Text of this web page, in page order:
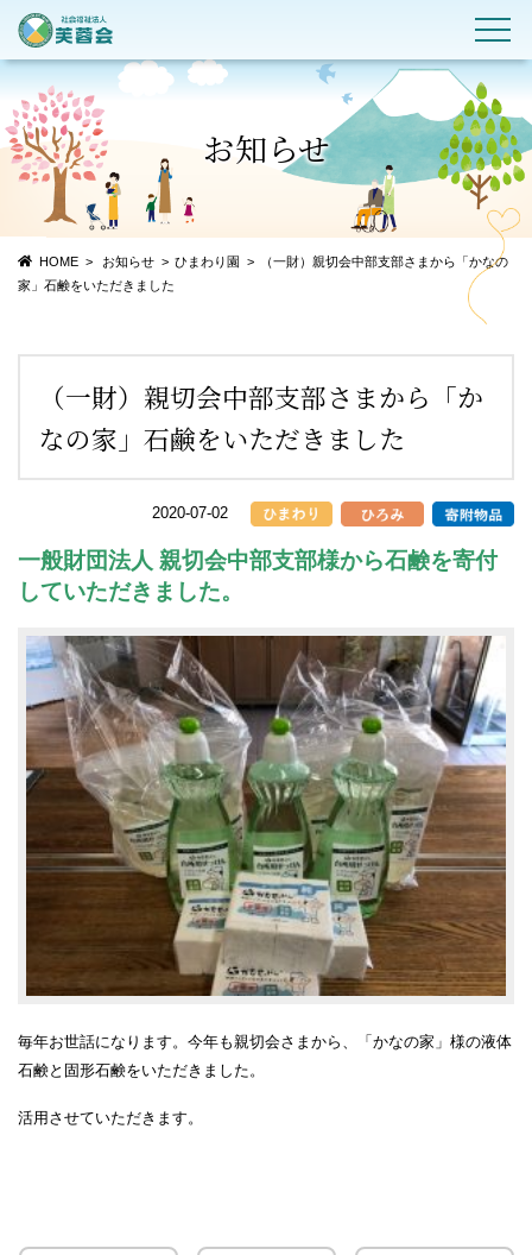
お知らせ
HOME お知らせ ひまわり園
（一財）親切会中部支部さまから「かなの
家」石鹸をいただきました
（一財）親切会中部支部さまから「か
なの家」石鹸をいただきました
2020-07-02
一般財団法人 親切会中部支部様から石鹸を寄付
していただきました。
毎年お世話になります。今年も親切会さまから、「かなの家」様の液体
石鹸と固形石鹸をいただきました。
活用させていただきます。